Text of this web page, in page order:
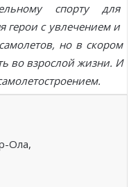
спорту для
герои с увлечением и
но в скором
во взрослой жизни. И
Ола,